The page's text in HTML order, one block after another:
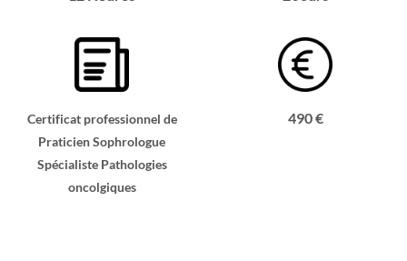
Certificat professionnel de
Praticien Sophrologue
Spécialiste Pathologies
oncolgiques
490 €